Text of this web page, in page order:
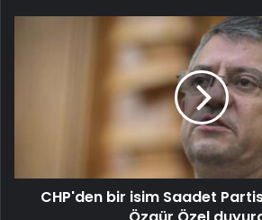
CHP'den bir isim Saadet